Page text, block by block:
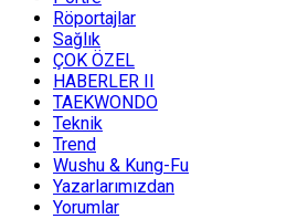
Röportajlar
Sağlık
ÇOK ÖZEL
HABERLER II
TAEKWONDO
Teknik
Trend
Wushu & Kung-Fu
Yazarlarımızdan
Yorumlar